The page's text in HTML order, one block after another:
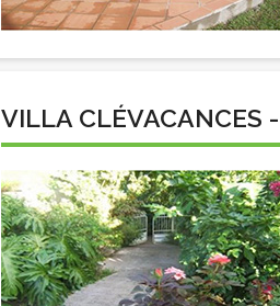
VILLA CLÉVACANCES